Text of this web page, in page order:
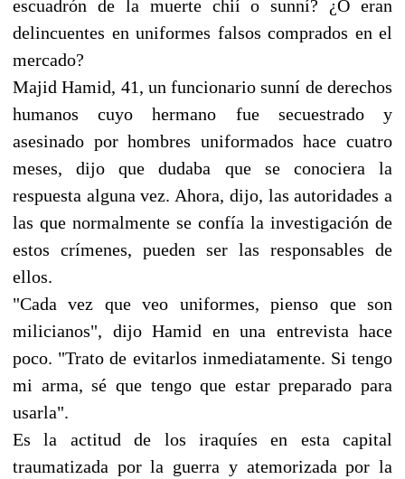
escuadrón de la muerte chií o sunní? ¿O eran
delincuentes en uniformes falsos comprados en el
mercado?
Majid Hamid, 41, un funcionario sunní de derechos
humanos cuyo hermano fue secuestrado y
asesinado por hombres uniformados hace cuatro
meses, dijo que dudaba que se conociera la
respuesta alguna vez. Ahora, dijo, las autoridades a
las que normalmente se confía la investigación de
estos crímenes, pueden ser las responsables de
ellos.
"Cada vez que veo uniformes, pienso que son
milicianos", dijo Hamid en una entrevista hace
poco. "Trato de evitarlos inmediatamente. Si tengo
mi arma, sé que tengo que estar preparado para
usarla".
Es la actitud de los iraquíes en esta capital
traumatizada por la guerra y atemorizada por la